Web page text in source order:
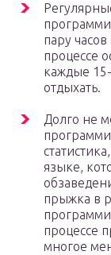
пару
процессе
каждые
отдыхать.
Долго не
языке,
прыжка в
процессе
многое